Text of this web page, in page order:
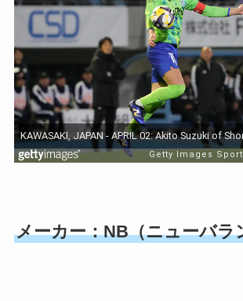
メーカー：NB（ニューバラ